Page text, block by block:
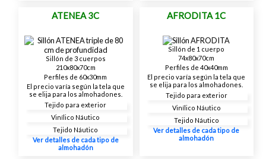
ATENEA 3C
Sillón de 3 cuerpos
210x80x70cm
Perfiles de 60x30mm
El precio varía según la tela que
se elija para los almohadones.
Tejido para exterior
Vinílico Náutico
Tejido Náutico
Ver detalles de cada tipo de
almohadón
AFRODITA 1C
Sillón de 1 cuerpo
74x80x70cm
Perfiles de 40x40mm
El precio varía según la tela que
se elija para los almohadones.
Tejido para exterior
Vinílico Náutico
Tejido Náutico
Ver detalles de cada tipo de
almohadón